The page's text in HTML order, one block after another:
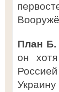
План Б.
он